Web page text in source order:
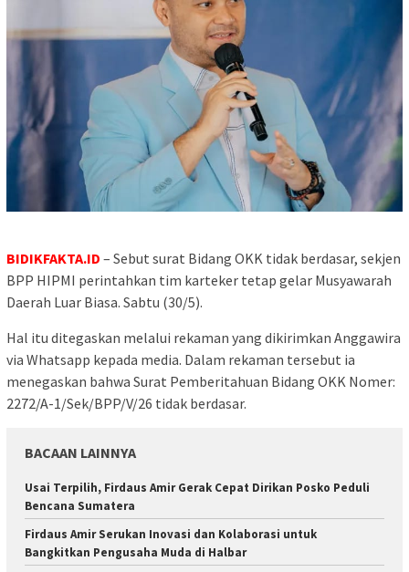
BIDIKFAKTA.ID – Sebut surat Bidang OKK tidak berdasar, sekjen
BPP HIPMI perintahkan tim karteker tetap gelar Musyawarah
Daerah Luar Biasa. Sabtu (30/5).
Hal itu ditegaskan melalui rekaman yang dikirimkan Anggawira
via Whatsapp kepada media. Dalam rekaman tersebut ia
menegaskan bahwa Surat Pemberitahuan Bidang OKK Nomer:
2272/A-1/Sek/BPP/V/26 tidak berdasar.
BACAAN LAINNYA
Usai Terpilih, Firdaus Amir Gerak Cepat Dirikan Posko Peduli
Bencana Sumatera
Firdaus Amir Serukan Inovasi dan Kolaborasi untuk
Bangkitkan Pengusaha Muda di Halbar